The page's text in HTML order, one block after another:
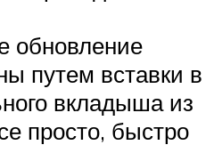
обновление
путем вставки в
вкладыша из
просто, быстро